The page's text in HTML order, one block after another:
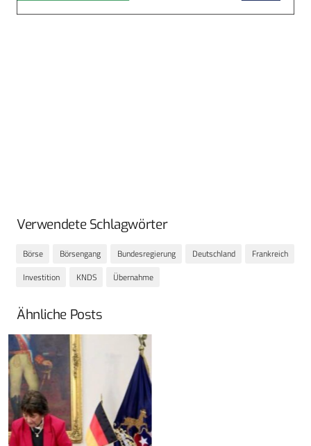
Verwendete Schlagwörter
Börse Börsengang Bundesregierung Deutschland
Frankreich
Investition
KNDS Übernahme
Ähnliche Posts